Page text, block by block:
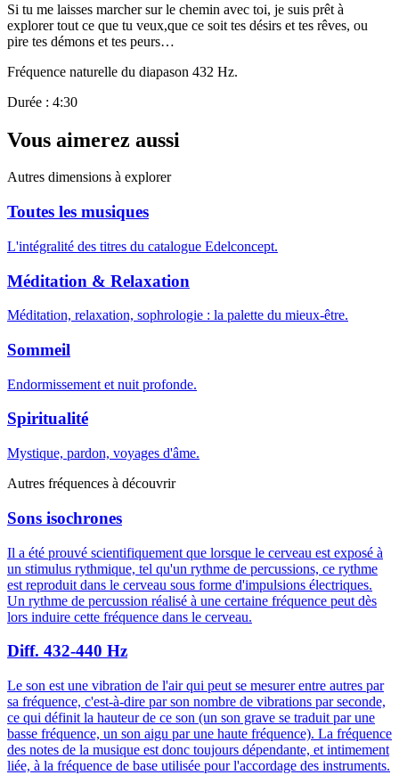
Si tu me laisses marcher sur le chemin avec toi, je suis prêt à
explorer tout ce que tu veux,que ce soit tes désirs et tes rêves, ou
pire tes démons et tes peurs…
Fréquence naturelle du diapason 432 Hz.
Durée : 4:30
Vous aimerez aussi
Autres dimensions à explorer
Toutes les musiques
L'intégralité des titres du catalogue Edelconcept.
Méditation & Relaxation
Méditation, relaxation, sophrologie : la palette du mieux-être.
Sommeil
Endormissement et nuit profonde.
Spiritualité
Mystique, pardon, voyages d'âme.
Autres fréquences à découvrir
Sons isochrones
Il a été prouvé scientifiquement que lorsque le cerveau est exposé à
un stimulus rythmique, tel qu'un rythme de percussions, ce rythme
est reproduit dans le cerveau sous forme d'impulsions électriques.
Un rythme de percussion réalisé à une certaine fréquence peut dès
lors induire cette fréquence dans le cerveau.
Diff. 432-440 Hz
Le son est une vibration de l'air qui peut se mesurer entre autres par
sa fréquence, c'est-à-dire par son nombre de vibrations par seconde,
ce qui définit la hauteur de ce son (un son grave se traduit par une
basse fréquence, un son aigu par une haute fréquence). La fréquence
des notes de la musique est donc toujours dépendante, et intimement
liée, à la fréquence de base utilisée pour l'accordage des instruments.